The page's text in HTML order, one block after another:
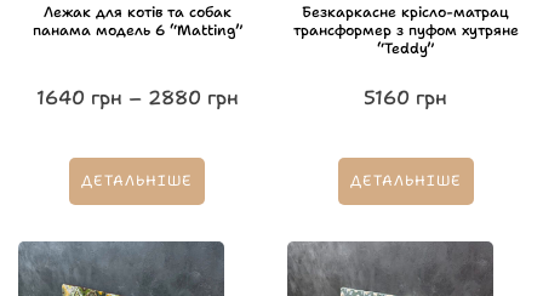
Лежак для котів та собак
панама модель 6 “Matting”
1640 грн – 2880 грн
ДЕТАЛЬНІШЕ
Безкаркасне крісло-матрац
трансформер з пуфом хутряне
“Teddy”
5160 грн
ДЕТАЛЬНІШЕ